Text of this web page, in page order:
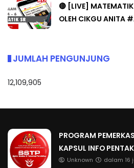
🔴 [LIVE]
OLEH CIKGU ANITA
JUMLAH PENGUNJUNG
12,109,905
PROGRAM
KAPSUL INFO
Unknown dalam 16